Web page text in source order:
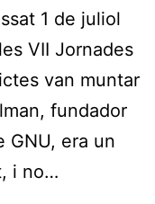
1 de juliol
VII Jornades
van muntar
fundador
GNU, era un
i no…